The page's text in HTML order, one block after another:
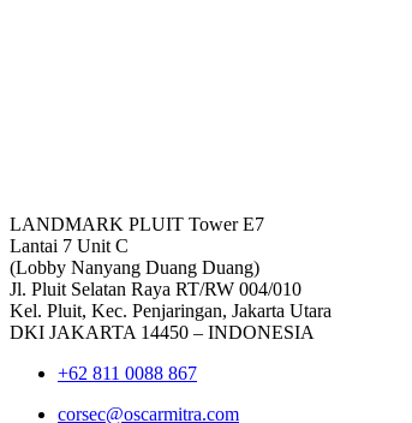
LANDMARK PLUIT Tower E7
Lantai 7 Unit C
(Lobby Nanyang Duang Duang)
Jl. Pluit Selatan Raya RT/RW 004/010
Kel. Pluit, Kec. Penjaringan, Jakarta Utara
DKI JAKARTA 14450 – INDONESIA
+62 811 0088 867
corsec@oscarmitra.com